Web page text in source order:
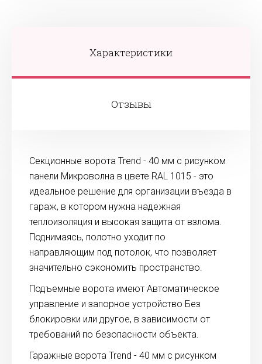
Характеристики
Отзывы
Секционные ворота Trend - 40 мм с рисунком
панели Микроволна в цвете RAL 1015 - это
идеальное решение для организации въезда в
гараж, в котором нужна надежная
теплоизоляция и высокая защита от взлома.
Поднимаясь, полотно уходит по
направляющим под потолок, что позволяет
значительно сэкономить пространство.
Подъемные ворота имеют Автоматическое
управление и запорное устройство Без
блокировки или другое, в зависимости от
требований по безопасности объекта.
Гаражные ворота Trend - 40 мм с рисунком